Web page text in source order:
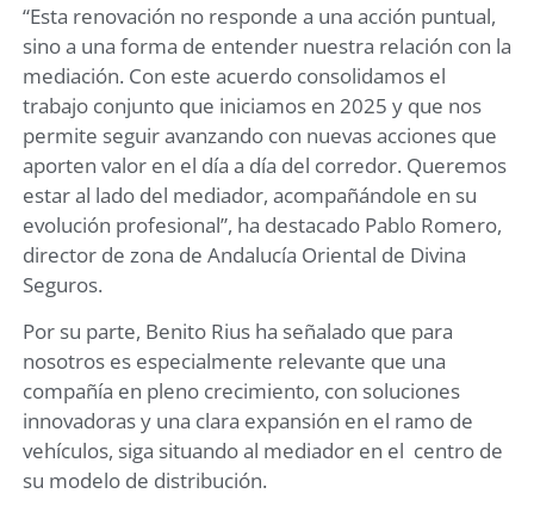
“Esta renovación no responde a una acción puntual,
sino a una forma de entender nuestra relación con la
mediación. Con este acuerdo consolidamos el
trabajo conjunto que iniciamos en 2025 y que nos
permite seguir avanzando con nuevas acciones que
aporten valor en el día a día del corredor. Queremos
estar al lado del mediador, acompañándole en su
evolución profesional”, ha destacado Pablo Romero,
director de zona de Andalucía Oriental de Divina
Seguros.
Por su parte, Benito Rius ha señalado que para
nosotros es especialmente relevante que una
compañía en pleno crecimiento, con soluciones
innovadoras y una clara expansión en el ramo de
vehículos, siga situando al mediador en el centro de
su modelo de distribución.